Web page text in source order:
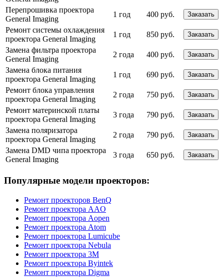
Перепрошивка проектора
General Imaging
1 год 400 руб. Заказать
Ремонт системы охлаждения
проектора General Imaging
1 год 850 руб. Заказать
Замена фильтра проектора
General Imaging
2 года 400 руб. Заказать
Замена блока питания
проектора General Imaging
1 год 690 руб. Заказать
Ремонт блока управления
проектора General Imaging
2 года 750 руб. Заказать
Ремонт материнской платы
проектора General Imaging
3 года 790 руб. Заказать
Замена поляризатора
проектора General Imaging
2 года 790 руб. Заказать
Замена DMD чипа проектора
General Imaging
3 года 650 руб. Заказать
Популярные модели проекторов:
Ремонт проекторов BenQ
Ремонт проектора AAO
Ремонт проектора Aopen
Ремонт проектора Atom
Ремонт проектора Lumicube
Ремонт проектора Nebula
Ремонт проектора 3M
Ремонт проектора Byintek
Ремонт проектора Digma